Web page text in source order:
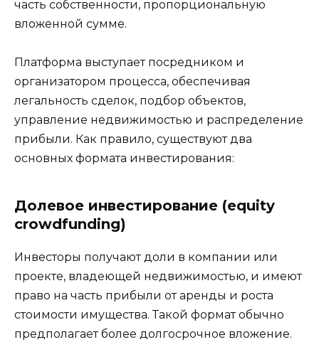
часть собственности, пропорциональную
вложенной сумме.
Платформа выступает посредником и
организатором процесса, обеспечивая
легальность сделок, подбор объектов,
управление недвижимостью и распределение
прибыли. Как правило, существуют два
основных формата инвестирования:
Долевое инвестирование (equity
crowdfunding)
Инвесторы получают доли в компании или
проекте, владеющей недвижимостью, и имеют
право на часть прибыли от аренды и роста
стоимости имущества. Такой формат обычно
предполагает более долгосрочное вложение.